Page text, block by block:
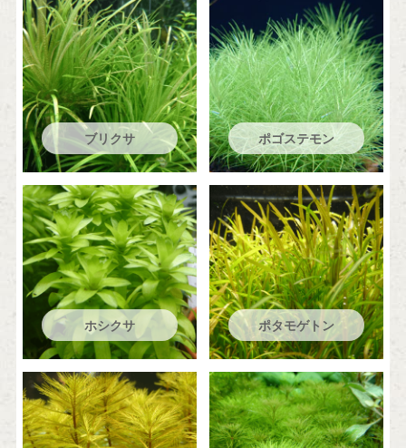
ブリクサ ポゴステモン
ホシクサ ポタモゲトン